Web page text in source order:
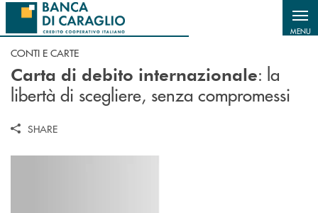
Salta al contenuto principale
MENU
CONTI E CARTE
Carta di debito internazionale: la
libertà di scegliere, senza compromessi
SHARE